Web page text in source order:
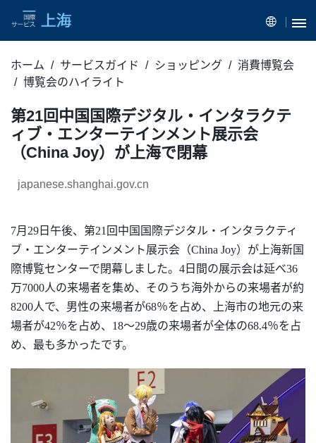
ホーム サービスガイド ショッピング
消費博覧会
博覧会のハイライト
第21回中国国際デジタル・インタラクテ
ィブ・エンターテインメント展示会
（China Joy）が上海で閉幕
japanese.shanghai.gov.cn
7月29日午後、第21回中国国際デジタル・インタラクティ
ブ・エンターテインメント展示会（China Joy） が上海新国
際博覧センターで閉幕しました。 4日間の展示会は延べ36
万7000人の来場者を集め、そのうち海外からの来場者が約
8200人で、男性の来場者が68％を占め、上海市の地元の来
場者が42％を占め、18〜29歳の来場者が全体の68.4％を占
め、最も多かったです。